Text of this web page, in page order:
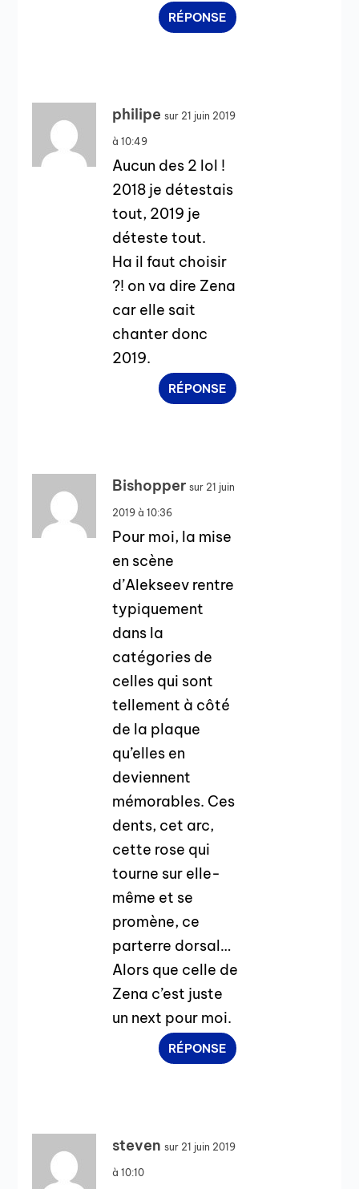
RÉPONSE
philipe sur 21 juin 2019
à 10:49
Aucun des 2 lol !
2018 je détestais
tout, 2019 je
déteste tout.
Ha il faut choisir
?! on va dire Zena
car elle sait
chanter donc
2019.
RÉPONSE
Bishopper sur 21 juin
2019 à 10:36
Pour moi, la mise
en scène
d’Alekseev rentre
typiquement
dans la
catégories de
celles qui sont
tellement à côté
de la plaque
qu’elles en
deviennent
mémorables. Ces
dents, cet arc,
cette rose qui
tourne sur elle-
même et se
promène, ce
parterre dorsal…
Alors que celle de
Zena c’est juste
un next pour moi.
RÉPONSE
steven sur 21 juin 2019
à 10:10